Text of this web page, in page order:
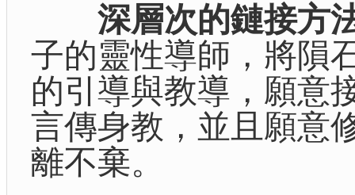
深層次的鏈接方
子的靈性導師，將隕
的引導與教導，願意
言傳身教，並且願意
離不棄。